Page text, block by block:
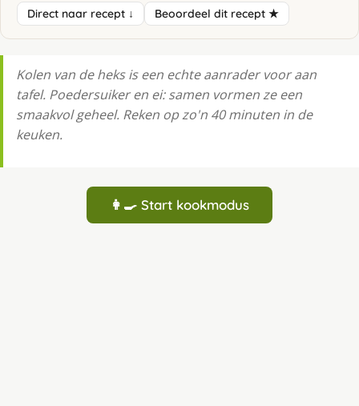
Direct naar recept ↓ Beoordeel dit recept ★
Kolen van de heks is een echte aanrader voor aan
tafel. Poedersuiker en ei: samen vormen ze een
smaakvol geheel. Reken op zo'n 40 minuten in de
keuken.
👩‍🍳 Start kookmodus